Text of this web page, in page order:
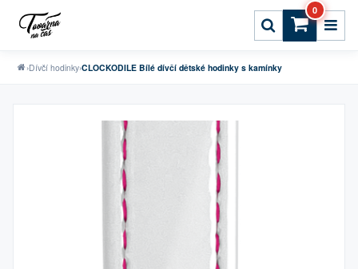
0
›Dívčí hodinky›CLOCKODILE Bílé dívčí dětské hodinky s kamínky